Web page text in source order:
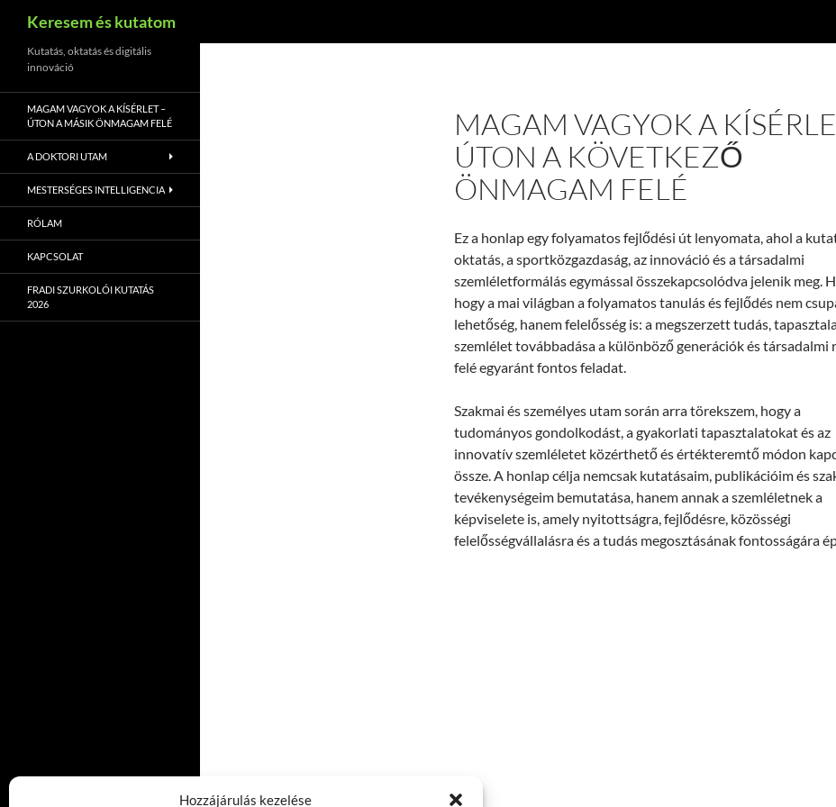
Hozzájárulás kezelése
Kilépés
tartalomba
Keresem és kutatom
MAGAM VAGYOK A
ÚTON A KÖVETKEZŐ
ÖNMAGAM FELÉ
Ez a honlap egy folyamatos fejlődési út lenyomata, ahol a
oktatás, a sportközgazdaság, az innováció és a társadalmi
szemléletformálás egymással összekapcsolódva jelenik meg.
hogy a mai világban a folyamatos tanulás és fejlődés nem
lehetőség, hanem felelősség is: a megszerzett tudás,
szemlélet továbbadása a különböző generációk és társadalmi
felé egyaránt fontos feladat.
Szakmai és személyes utam során arra törekszem, hogy a
tudományos gondolkodást, a gyakorlati tapasztalatokat és az
innovatív szemléletet közérthető és értékteremtő módon
össze. A honlap célja nemcsak kutatásaim, publikációim és
tevékenységeim bemutatása, hanem annak a szemléletnek a
képviselete is, amely nyitottságra, fejlődésre, közösségi
felelősségvállalásra és a tudás megosztásának fontosságára
Kutatás, oktatás és digitális
innováció
MAGAM VAGYOK A KÍSÉRLET –
ÚTON A MÁSIK ÖNMAGAM FELÉ
A DOKTORI UTAM
MESTERSÉGES INTELLIGENCIA
RÓLAM
KAPCSOLAT
FRADI SZURKOLÓI KUTATÁS
2026